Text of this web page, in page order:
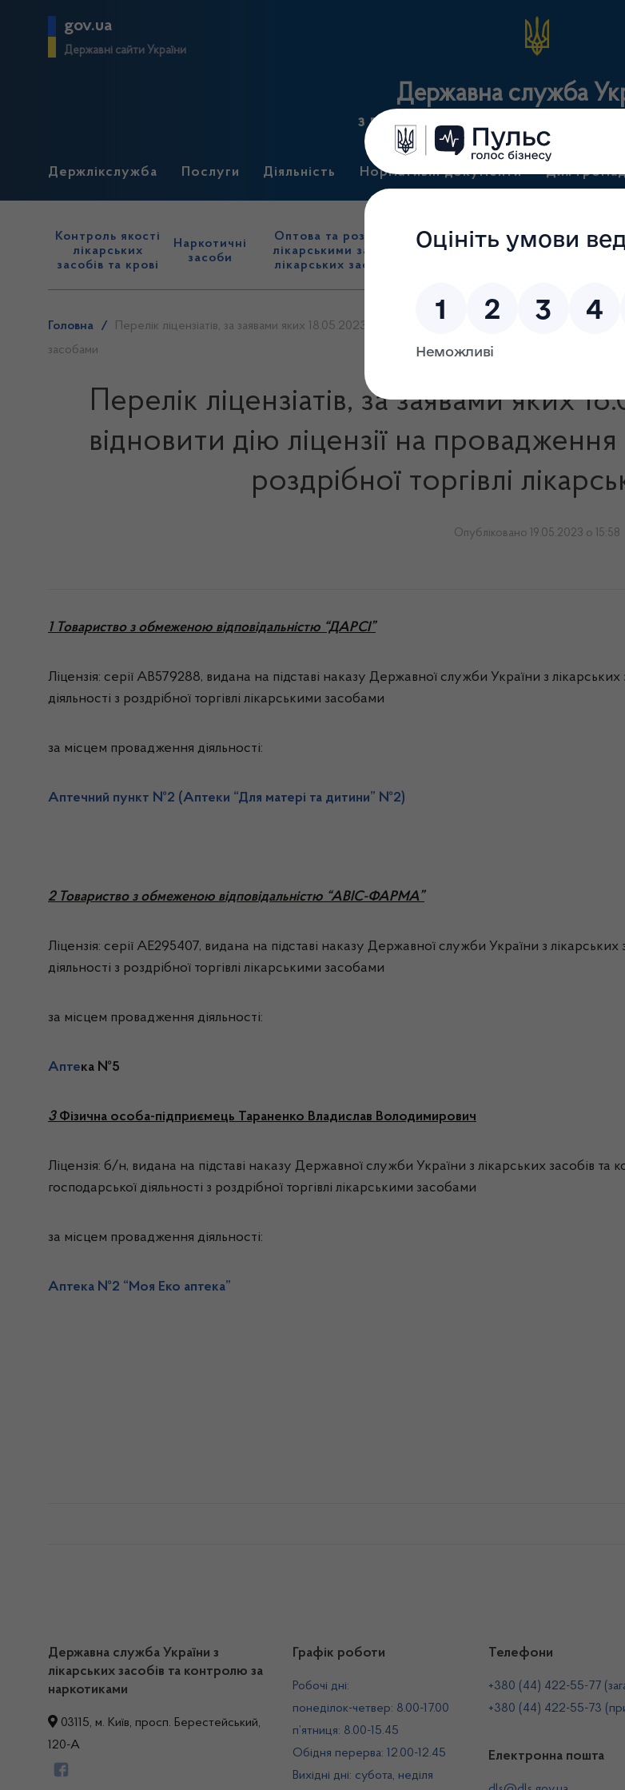
gov.ua
Державні сайти України
Державна служба
з лікарських засобів та контролю за
Держлікслужба Послуги Діяльність Нормативні документи Для
Контроль якості
лікарських
засобів та крові
Наркотичні
засоби
Оптова та роздрібна торгівля
лікарськими засобами, імпорт
лікарських засобів (крім АФІ)
Державний
нагляд
Головна /
Перелік ліцензіатів, за заявами яких 18.05.2023 прийняте рішення відновити дію ліцензії на
засобами
Перелік ліцензіатів, за заявами яких
відновити дію ліцензії на провадження
роздрібної торгівлі
Опубліковано 19.05.2023 о 15:58
1 Товариство з обмеженою відповідальністю “ДАРСІ”
Ліцензія: серії АВ579288, видана на підставі наказу Державної служби України з
діяльності з роздрібної торгівлі лікарськими засобами
за місцем провадження діяльності:
Аптечний пункт №2 (Аптеки “Для матері та дитини” №2)
2 Товариство з обмеженою відповідальністю “АВІС-ФАРМА”
Ліцензія: серії АЕ295407, видана на підставі наказу Державної служби України з
діяльності з роздрібної торгівлі лікарськими засобами
за місцем провадження діяльності:
Аптека №5
3 Фізична особа-підприємець Тараненко Владислав Володимирович
Ліцензія: б/н, видана на підставі наказу Державної служби України з лікарських засобів
господарської діяльності з роздрібної торгівлі лікарськими засобами
за місцем провадження діяльності:
Аптека №2 “Моя Еко аптека”
Державна служба України з
лікарських засобів та контролю за
наркотиками
03115, м. Київ, просп. Берестейський,
120-А
Графік роботи
Робочі дні:
понеділок-четвер: 8.00-17.00
п’ятниця: 8.00-15.45
Обідня перерва: 12.00-12.45
Вихідні дні: субота, неділя
Телефони
+380 (44) 422-55-77
+380 (44) 422-55-73
Електронна пошта